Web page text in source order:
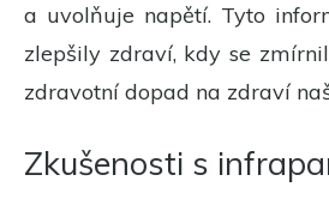
a uvolňuje napětí. Tyto
zlepšily zdraví, kdy se
zdravotní dopad na zdraví
Zkušenosti s